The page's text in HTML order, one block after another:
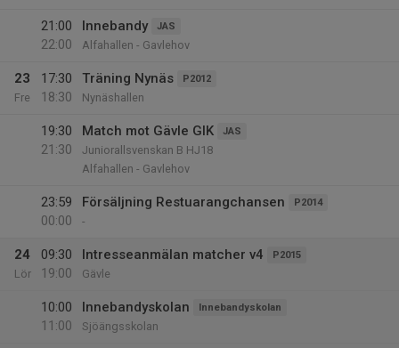
21:00
22:00
Innebandy JAS
Alfahallen - Gavlehov
23
Fre
17:30
18:30
Träning Nynäs P2012
Nynäshallen
19:30
21:30
Match mot Gävle GIK JAS
Juniorallsvenskan B HJ18
Alfahallen - Gavlehov
23:59
00:00
Försäljning Restuarangchansen P2014
-
24
Lör
09:30
19:00
Intresseanmälan matcher v4 P2015
Gävle
10:00
11:00
Innebandyskolan Innebandyskolan
Sjöängsskolan